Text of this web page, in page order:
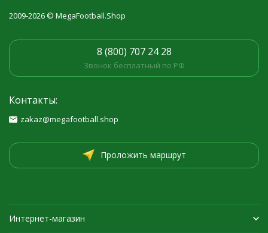
2009-2026 © MegaFootball.Shop
8 (800) 707 24 28
Звонок бесплатный по РФ
Контакты:
zakaz@megafootball.shop
Проложить маршрут
Интернет-магазин